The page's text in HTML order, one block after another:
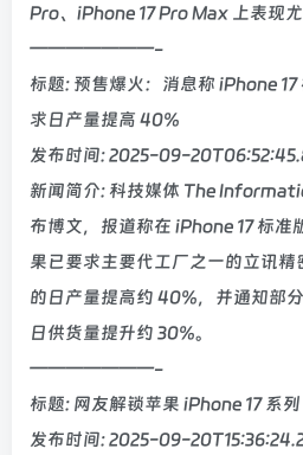
Pro、iPhone 17 Pro Max 上表现尤
———————-
标题: 预售爆火：消息称 iPhone
求日产量提高 40%
发布时间: 2025-09-
新闻简介: 科技媒体 The
布博文，报道称在 iPhone 17 标准
果已要求主要代工厂之一的立讯精
的日产量提高约 40%，并通知部
日供货量提升约 30%。
———————-
标题: 网友解锁苹果 iPhone 17 系
发布时间: 2025-09-